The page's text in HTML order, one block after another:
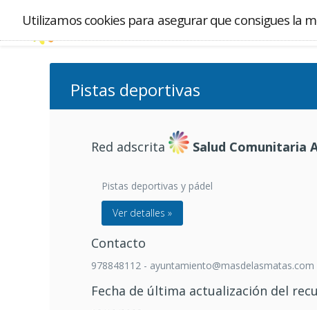
Utilizamos cookies para asegurar que consigues la
Pistas deportivas
Red adscrita Salud Comunitaria
Pistas deportivas y pádel
Ver detalles »
Contacto
978848112 - ayuntamiento@masdelasmatas.com
Fecha de última actualización del